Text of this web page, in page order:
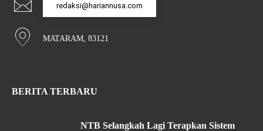
redaksi@hariannusa.com
MATARAM, 83121
BERITA TERBARU
NTB Selangkah Lagi Terapkan Sistem